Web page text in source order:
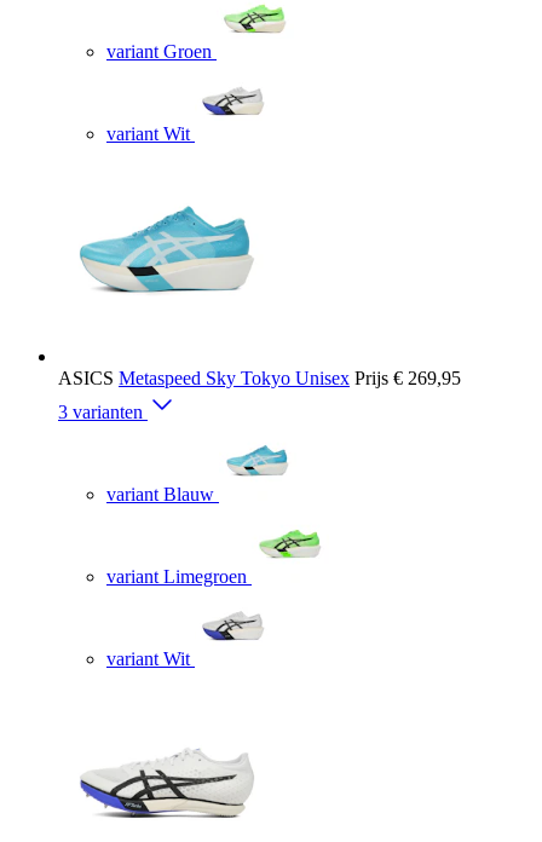
variant Groen
variant Wit
ASICS Metaspeed Sky Tokyo Unisex Prijs € 269,95
3 varianten
variant Blauw
variant Limegroen
variant Wit